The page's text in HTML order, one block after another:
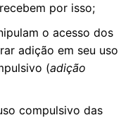
por isso;
o acesso dos
adição em seu uso
(adição
compulsivo das